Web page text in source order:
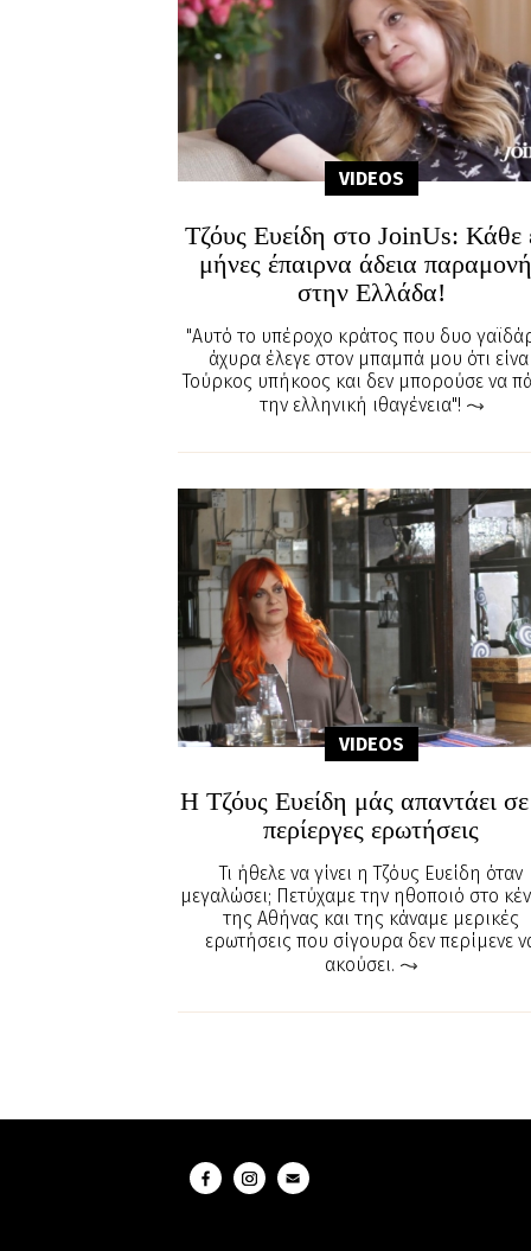
VIDEOS
Τζόυς Ευείδη στο JoinUs: Κάθε
μήνες έπαιρνα άδεια
στην Ελλάδα!
"Aυτό το υπέροχο κράτος που δυο
άχυρα έλεγε στον μπαμπά μου ότι
Τούρκος υπήκοος και δεν μπορούσε να
την ελληνική ιθαγένεια"!
VIDEOS
Η Τζόυς Ευείδη μάς απαντάει
περίεργες ερωτήσεις
Τι ήθελε να γίνει η Τζόυς Ευείδη όταν
μεγαλώσει; Πετύχαμε την ηθοποιό στο
της Αθήνας και της κάναμε μερικές
ερωτήσεις που σίγουρα δεν περίμενε
ακούσει.